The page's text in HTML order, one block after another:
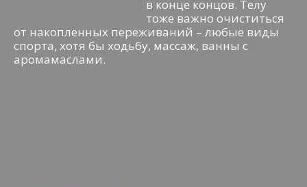
в конце концов. Телу
тоже важно очиститься
от накопленных переживаний – любые виды
спорта, хотя бы ходьбу, массаж, ванны с
аромамаслами.